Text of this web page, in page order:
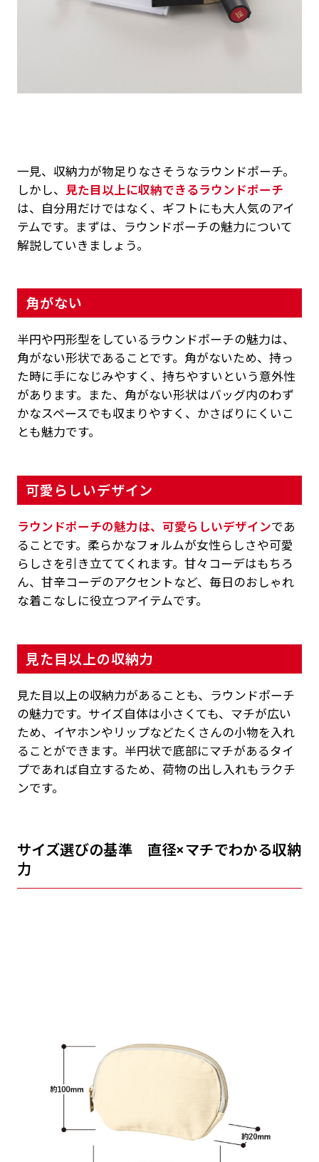
一見、収納力が物足りなさそうなラウンドポーチ。
しかし、
見た目以上に収納できるラウンドポーチ
は、自分用だけではなく、ギフトにも大人気のアイ
テムです。まずは、ラウンドポーチの魅力について
解説していきましょう。
角がない
半円や円形型をしているラウンドポーチの魅力は、
角がない形状であることです。角がないため、持っ
た時に手になじみやすく、持ちやすいという意外性
があります。また、角がない形状はバッグ内のわず
かなスペースでも収まりやすく、かさばりにくいこ
とも魅力です。
可愛らしいデザイン
ラウンドポーチの魅力は、可愛らしいデザインであ
ることです。柔らかなフォルムが女性らしさや可愛
らしさを引き立ててくれます。甘々コーデはもちろ
ん、甘辛コーデのアクセントなど、毎日のおしゃれ
な着こなしに役立つアイテムです。
見た目以上の収納力
見た目以上の収納力があることも、ラウンドポーチ
の魅力です。サイズ自体は小さくても、マチが広い
ため、イヤホンやリップなどたくさんの小物を入れ
ることができます。半円状で底部にマチがあるタイ
プであれば自立するため、荷物の出し入れもラクチ
ンです。
サイズ選びの基準 直径×マチでわかる収納
力